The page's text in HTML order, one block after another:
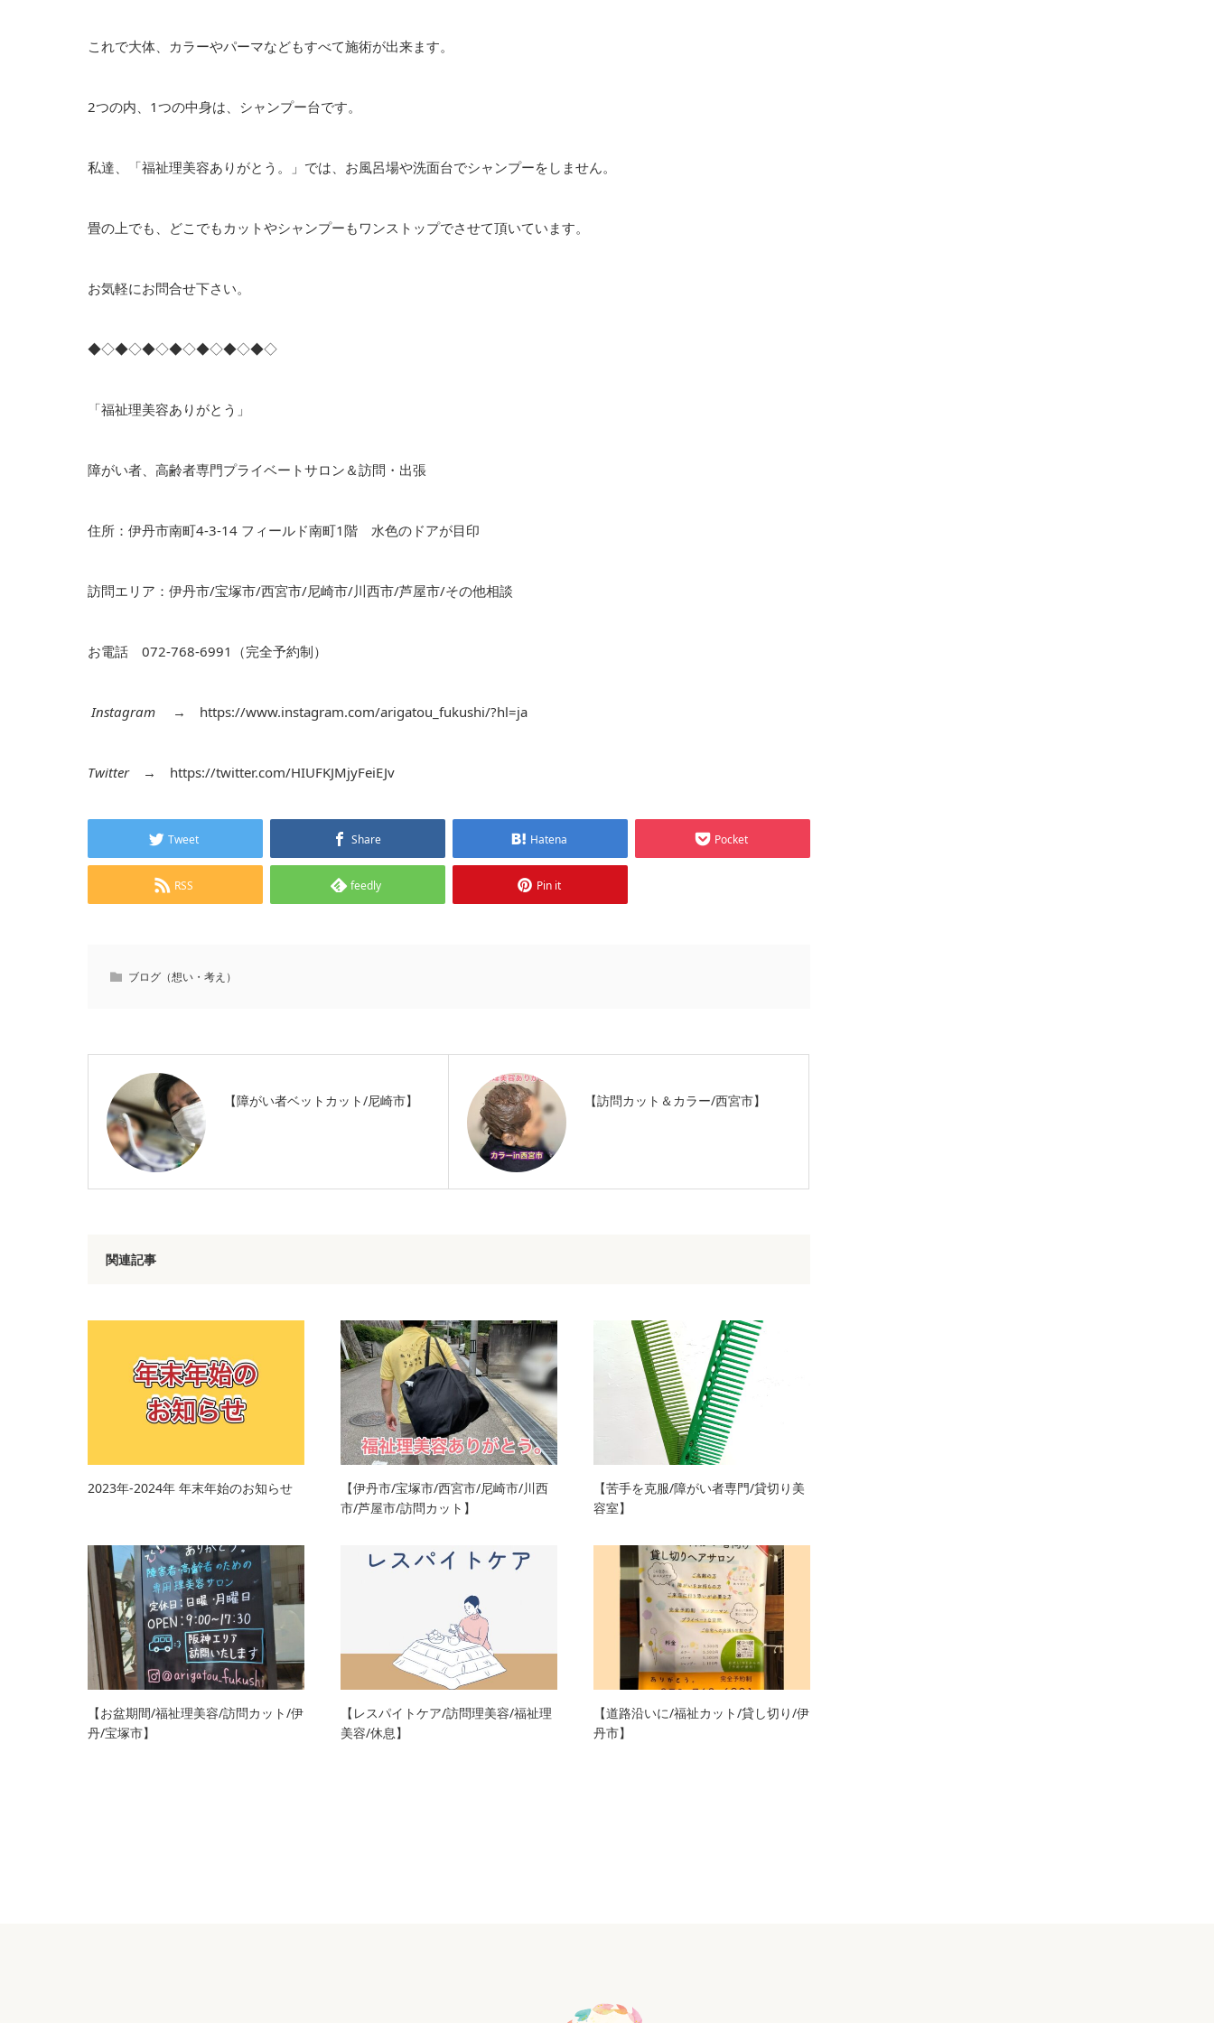
これで大体、カラーやパーマなどもすべて施術が出来ます。
2つの内、1つの中身は、シャンプー台です。
私達、「福祉理美容ありがとう。」では、お風呂場や洗面台でシャンプーをしません。
畳の上でも、どこでもカットやシャンプーもワンストップでさせて頂いています。
お気軽にお問合せ下さい。
◆◇◆◇◆◇◆◇◆◇◆◇◆◇
「福祉理美容ありがとう」
障がい者、高齢者専門プライベートサロン＆訪問・出張
住所：伊丹市南町4-3-14 フィールド南町1階 水色のドアが目印
訪問エリア：伊丹市/宝塚市/西宮市/尼崎市/川西市/芦屋市/その他相談
お電話 072-768-6991（完全予約制）
Instagram → https://www.instagram.com/arigatou_fukushi/?hl=ja
Twitter→ https://twitter.com/HIUFKJMjyFeiEJv
Tweet Share Hatena Pocket
RSS feedly Pin it
ブログ（想い・考え）
【障がい者ベットカット/尼崎市】 【訪問カット＆カラー/西宮市】
関連記事
2023年‐2024年 年末年始のお知らせ
【伊丹市/宝塚市/西宮市/尼崎市/川西
市/芦屋市/訪問カット】
【苦手を克服/障がい者専門/貸切り美
容室】
【お盆期間/福祉理美容/訪問カット/伊
丹/宝塚市】
【レスパイトケア/訪問理美容/福祉理
美容/休息】
【道路沿いに/福祉カット/貸し切り/伊
丹市】